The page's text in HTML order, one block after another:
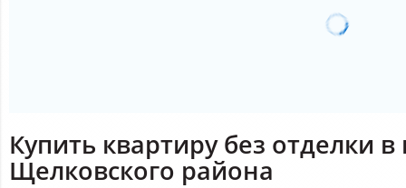
Купить квартиру без отделки
Щелковского района